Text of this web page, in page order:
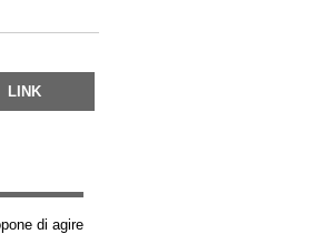
LINK
di agire